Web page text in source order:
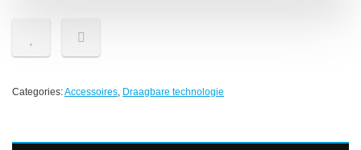
Categories:Accessoires, Draagbare technologie